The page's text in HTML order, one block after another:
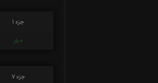
جزء 1
0 بار
جزء 7